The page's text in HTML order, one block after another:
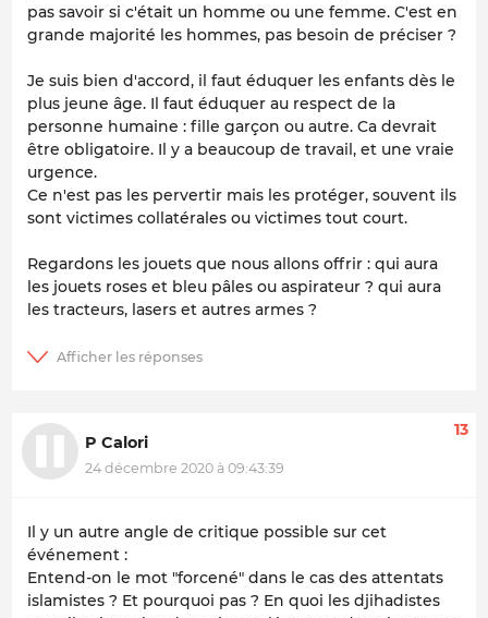
pas savoir si c'était un homme ou une femme. C'est en
grande majorité les hommes, pas besoin de préciser ?
Je suis bien d'accord, il faut éduquer les enfants dès le
plus jeune âge. Il faut éduquer au respect de la
personne humaine : fille garçon ou autre. Ca devrait
être obligatoire. Il y a beaucoup de travail, et une vraie
urgence.
Ce n'est pas les pervertir mais les protéger, souvent ils
sont victimes collatérales ou victimes tout court.
Regardons les jouets que nous allons offrir : qui aura
les jouets roses et bleu pâles ou aspirateur ? qui aura
les tracteurs, lasers et autres armes ?
P Calori
24 décembre 2020 à 09:43:39
13
Il y un autre angle de critique possible sur cet
événement :
Entend-on le mot "forcené" dans le cas des attentats
islamistes ? Et pourquoi pas ? En quoi les djihadistes